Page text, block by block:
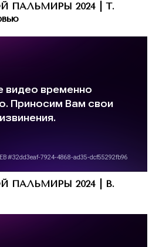
ПАЛЬМИРЫ 2024 | Т.
ПАЛЬМИРЫ 2024 | В.